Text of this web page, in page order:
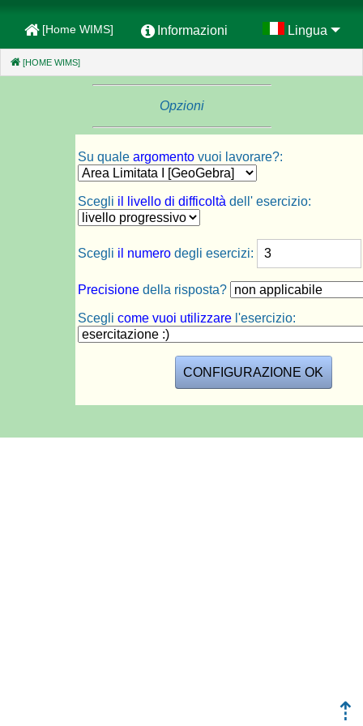
[Home WIMS] Informazioni Lingua
[HOME WIMS]
Opzioni
Su quale argomentovuoi lavorare?:
Scegli il livello di difficoltà dell' esercizio:
Scegli il numerodegli esercizi:
Precisionedella risposta?
Scegli come vuoi utilizzarel'esercizio: